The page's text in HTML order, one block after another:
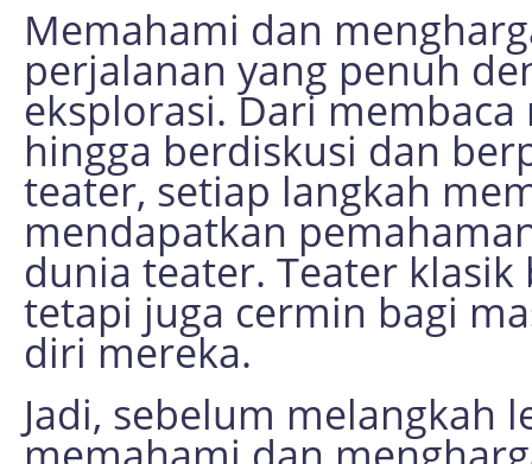
Memahami dan
perjalanan yang penuh
eksplorasi. Dari
hingga berdiskusi dan
teater, setiap langkah
mendapatkan
dunia teater. Teater
tetapi juga cermin bagi
diri mereka.
Jadi, sebelum melangkah